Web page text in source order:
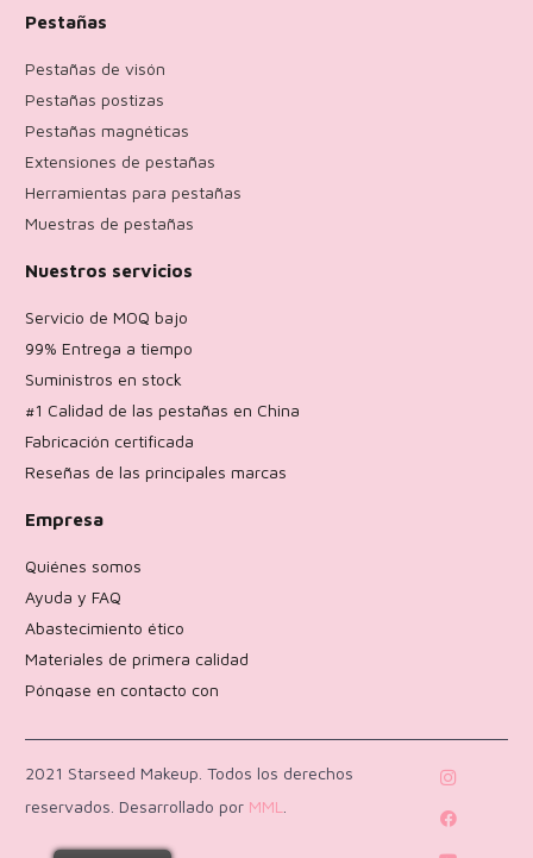
Pestañas
Pestañas de visón
Pestañas postizas
Pestañas magnéticas
Extensiones de pestañas
Herramientas para pestañas
Muestras de pestañas
Nuestros servicios
Servicio de MOQ bajo
99% Entrega a tiempo
Suministros en stock
#1 Calidad de las pestañas en China
Fabricación certificada
Reseñas de las principales marcas
Empresa
Quiénes somos
Ayuda y FAQ
Abastecimiento ético
Materiales de primera calidad
Póngase en contacto con
2021 Starseed Makeup. Todos los derechos
reservados. Desarrollado por MML